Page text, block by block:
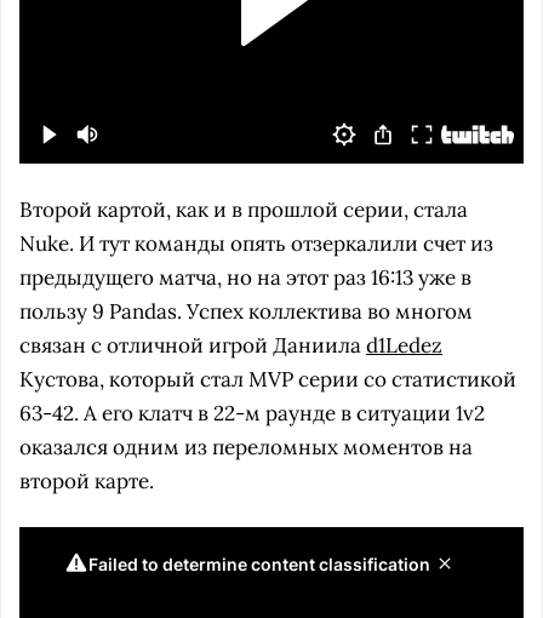
Второй картой, как и в прошлой серии, стала
Nuke. И тут команды опять отзеркалили счет из
предыдущего матча, но на этот раз 16:13 уже в
пользу 9 Pandas. Успех коллектива во многом
связан с отличной игрой Даниилаd1Ledez
Кустова, который стал MVP серии со статистикой
63-42. А его клатч в 22-м раунде в ситуации 1v2
оказался одним из переломных моментов на
второй карте.